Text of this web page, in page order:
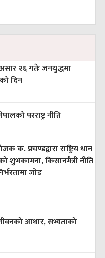
२६ गतेः जनयुद्धमा
दिन
परराष्ट्र नीति
क. प्रचण्डद्वारा राष्ट्रिय धान
शुभकामना, किसानमैत्री नीति
जोड
आधार, सभ्यताको